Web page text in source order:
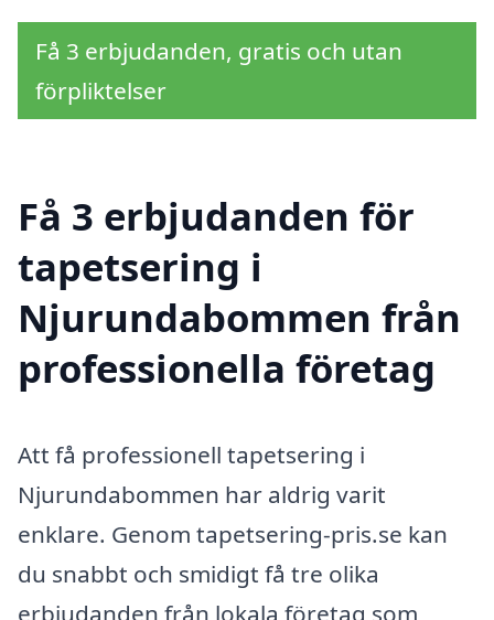
Få 3 erbjudanden, gratis och utan
förpliktelser
Få 3 erbjudanden för
tapetsering i
Njurundabommen från
professionella företag
Att få professionell tapetsering i
Njurundabommen har aldrig varit
enklare. Genom tapetsering-pris.se kan
du snabbt och smidigt få tre olika
erbjudanden från lokala företag som